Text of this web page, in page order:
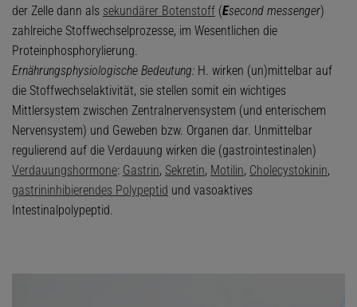
der Zelle dann als sekundärer Botenstoff (Esecond messenger)
zahlreiche Stoffwechselprozesse, im Wesentlichen die
Proteinphosphorylierung.
Ernährungsphysiologische Bedeutung: H. wirken (un)mittelbar auf
die Stoffwechselaktivität, sie stellen somit ein wichtiges
Mittlersystem zwischen Zentralnervensystem (und enterischem
Nervensystem) und Geweben bzw. Organen dar. Unmittelbar
regulierend auf die Verdauung wirken die (gastrointestinalen)
Verdauungshormone: Gastrin, Sekretin, Motilin, Cholecystokinin,
gastrininhibierendes Polypeptid und vasoaktives
Intestinalpolypeptid.